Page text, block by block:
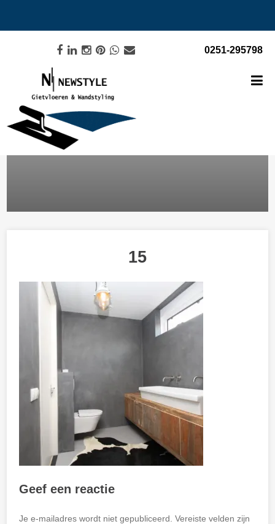
0251-295798
15
Geef een reactie
Je e-mailadres wordt niet gepubliceerd. Vereiste velden zijn